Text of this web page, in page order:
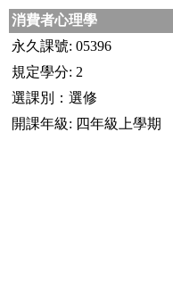
消費者心理學
永久課號: 05396
規定學分: 2
選課別：選修
開課年級: 四年級上學期